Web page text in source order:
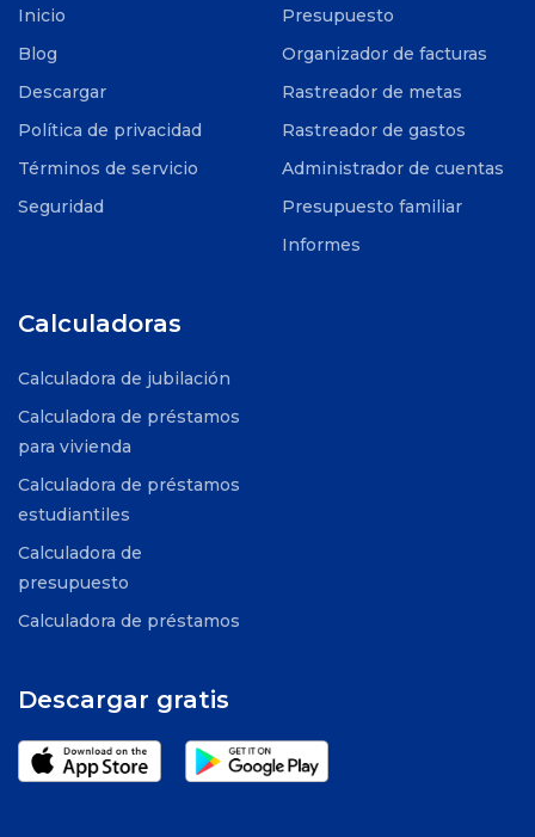
Inicio
Blog
Descargar
Política de privacidad
Términos de servicio
Seguridad
Presupuesto
Organizador de facturas
Rastreador de metas
Rastreador de gastos
Administrador de cuentas
Presupuesto familiar
Informes
Calculadoras
Calculadora de jubilación
Calculadora de préstamos
para vivienda
Calculadora de préstamos
estudiantiles
Calculadora de
presupuesto
Calculadora de préstamos
Descargar gratis